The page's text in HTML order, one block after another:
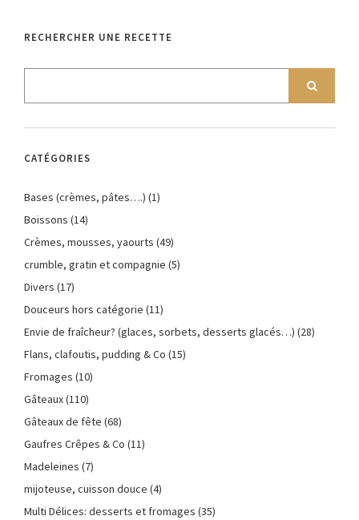
RECHERCHER UNE RECETTE
CATÉGORIES
Bases (crèmes, pâtes….) (1)
Boissons (14)
Crèmes, mousses, yaourts (49)
crumble, gratin et compagnie (5)
Divers (17)
Douceurs hors catégorie (11)
Envie de fraîcheur? (glaces, sorbets, desserts glacés…) (28)
Flans, clafoutis, pudding & Co (15)
Fromages (10)
Gâteaux(110)
Gâteaux de fête (68)
Gaufres Crêpes & Co (11)
Madeleines (7)
mijoteuse, cuisson douce (4)
Multi Délices: desserts et fromages (35)